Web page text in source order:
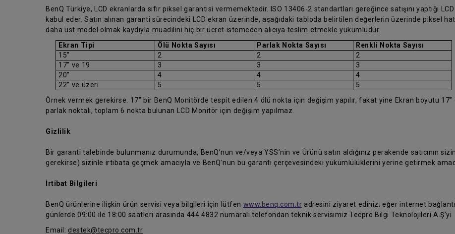
BenQ Türkiye, LCD ekranlarda sıfır piksel garantisi vermemektedir. ISO 13406-2 standartları gereğince satışını yaptığı
kabul eder. Satın alınan garanti sürecindeki LCD ekran üzerinde, aşağıdaki tabloda belirtilen değerlerin üzerinde piksel
daha üst model olmak kaydıyla muadilini hiç bir ücret istemeden alıcıya teslim etmekle yükümlüdür.
Ekran Tipi
Ölü Nokta Sayısı Parlak Nokta Sayısı
Renkli Nokta Sayısı
15”
2 2
2
17” ve 19
3 3
3
20”
4 4
4
22” ve üzeri
5 5
5
Örnek vermek gerekirse. 17” bir BenQ Monitörde tespit edilen 4 ölü nokta için değişim yapılır, fakat yine Ekran boyutu
parlak noktalı, toplam 6 nokta bulunan LCD Monitör için değişim yapılmaz.
Gizlilik
Bir garanti talebinde bulunmanız durumunda, BenQ’nun ve/veya YSS’nin ve Ürünü satın aldığınız perakende satıcının
gerekirse) sizinle irtibata geçmek amacıyla ve BenQ’nun bu garanti çerçevesindeki yükümlülüklerini yerine getirmek
İrtibat Bilgileri
BenQ ürünlerine ilişkin ürün servisi veya bilgileri için lütfen www.benq.com.tr adresini ziyaret ediniz; eğer internet
günlerde 09:00 ile 18:00 saatleri arasında 444 4832 numaralı telefondan teknik servisimiz Tecpro Bilgi Teknolojileri A.Ş'yi
Email: destek@tecpro.com.tr